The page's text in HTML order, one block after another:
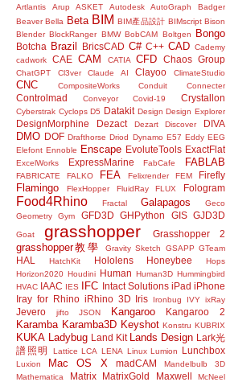
Artlantis Arup ASKET Autodesk AutoGraph
Badger
Beaver Bella Beta BIM BIM產品設計 BIMscript Bison
Blender BlockRanger BMW BobCAM Boltgen Bongo
Botcha Brazil BricsCAD C# C++ CAD Cademy
cadwork
CAE CAM CATIA CFD Chaos Group
ChatGPT Cl3ver Claude AI Clayoo ClimateStudio
CNC CompositeWorks Conduit Connecter
Controlmad Conveyor Covid-19 Crystallon
Cyberstrak Cyclops D5 Datakit Design Design Explorer
DesignMorphine Dezact Dezart Discover DIVA
DMO DOF Drafthorse Driod Dynamo E57 Eddy EEG
Elefont Ennoble Enscape EvoluteTools ExactFlat
ExcelWorks ExpressMarine FabCafe FABLAB
FABRICATE FALKO FEA Felixrender FEM Firefly
Flamingo FlexHopper FluidRay FLUX Fologram
Food4Rhino Fractal Galapagos
Geco
Geometry Gym
GFD3D GHPython GIS GJD3D
Goat grasshopper Grasshopper 2
grasshopper教學 Gravity Sketch GSAPP GTeam
HAL HatchKit Hololens Honeybee
Hops
Horizon2020 Houdini Human Human3D Hummingbird
HVAC IAAC IES IFC Intact Solutions iPad iPhone
Iray for Rhino iRhino 3D Iris Ironbug IVY ixRay
Jevero jifto JSON Kangaroo Kangaroo 2
Karamba Karamba3D Keyshot Konstru KUBRIX
KUKA Ladybug Land Kit Lands Design Lark光
譜照明
Lattice LCA LENA Linux Lumion Lunchbox
Luxion Mac OS X madCAM
Mandelbulb 3D
Mathematica
Matrix MatrixGold Maxwell
McNeel